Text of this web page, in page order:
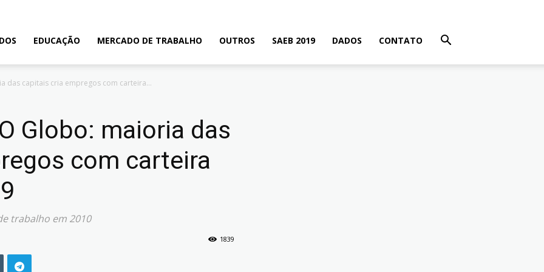
EDUCAÇÃO MERCADO DE TRABALHO OUTROS SAEB 2019 DADOS CONTATO
das capitais cria empregos com carteira...
Globo: maioria das
com carteira
trabalho em 2010
1839